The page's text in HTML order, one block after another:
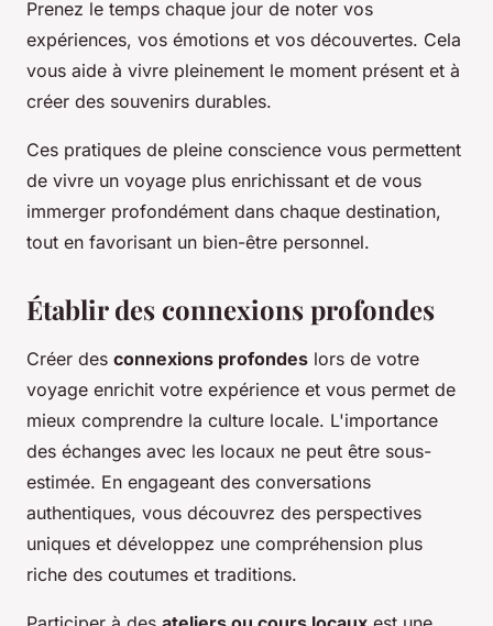
Prenez le temps chaque jour de noter vos
expériences, vos émotions et vos découvertes. Cela
vous aide à vivre pleinement le moment présent et à
créer des souvenirs durables.
Ces pratiques de pleine conscience vous permettent
de vivre un voyage plus enrichissant et de vous
immerger profondément dans chaque destination,
tout en favorisant un bien-être personnel.
Établir des connexions profondes
Créer des connexions profondes lors de votre
voyage enrichit votre expérience et vous permet de
mieux comprendre la culture locale. L'importance
des échanges avec les locaux ne peut être sous-
estimée. En engageant des conversations
authentiques, vous découvrez des perspectives
uniques et développez une compréhension plus
riche des coutumes et traditions.